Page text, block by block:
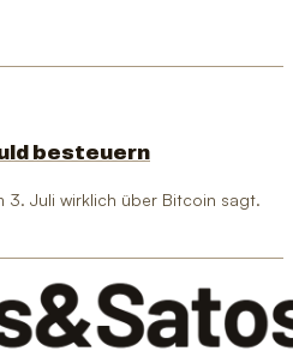
besteuern
3. Juli wirklich über Bitcoin sagt.